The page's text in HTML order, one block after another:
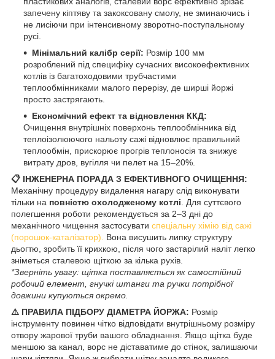
запечену кіптяву та закоксовану смолу, не зминаючись і
не лисіючи при інтенсивному зворотно-поступальному
русі.
Мінімальний калібр серії: Розмір 100 мм
розроблений під специфіку сучасних високоефективних
котлів із багатоходовими трубчастими
теплообмінниками малого перерізу, де ширші йоржі
просто застрягають.
Економічний ефект та відновлення ККД:
Очищення внутрішніх поверхонь теплообмінника від
теплоізолюючого нальоту сажі відновлює правильний
теплообмін, прискорює прогрів теплоносія та знижує
витрату дров, вугілля чи пелет на 15–20%.
📋 ІНЖЕНЕРНА ПОРАДА З ЕФЕКТИВНОГО ОЧИЩЕННЯ:
Механічну процедуру видалення нагару слід виконувати
тільки на повністю охолодженому котлі. Для суттєвого
полегшення роботи рекомендується за 2–3 дні до
механічного чищення застосувати спеціальну хімію від сажі
(порошок-каталізатор). Вона висушить липку структуру
дьогтю, зробить її крихкою, після чого застарілий наліт легко
зніметься сталевою щіткою за кілька рухів.
*Зверніть увагу: щітка поставляється як самостійний
робочий елемент, гнучкі штанги та ручки потрібної
довжини купуються окремо.
⚠️ ПРАВИЛА ПІДБОРУ ДІАМЕТРА ЙОРЖА: Розмір
інструменту повинен чітко відповідати внутрішньому розміру
отвору жарової труби вашого обладнання. Якщо щітка буде
меншою за канал, ворс не діставатиме до стінок, залишаючи